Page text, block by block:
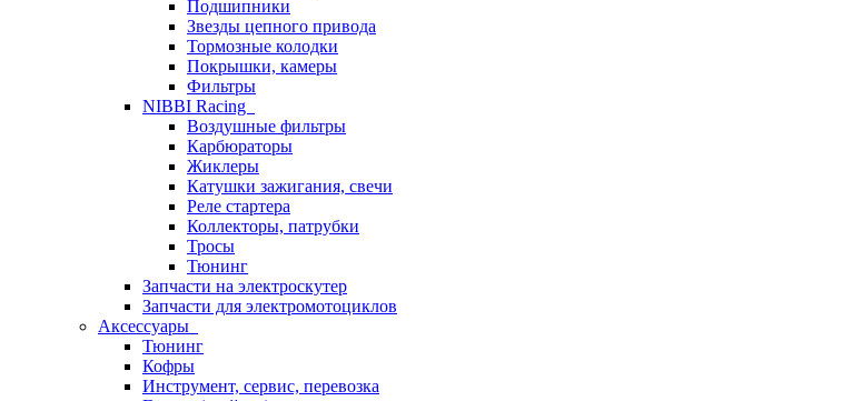
Подшипники
Звезды цепного привода
Тормозные колодки
Покрышки, камеры
Фильтры
NIBBI Racing
Воздушные фильтры
Карбюраторы
Жиклеры
Катушки зажигания, свечи
Реле стартера
Коллекторы, патрубки
Тросы
Тюнинг
Запчасти на электроскутер
Запчасти для электромотоциклов
Аксессуары
Тюнинг
Кофры
Инструмент, сервис, перевозка